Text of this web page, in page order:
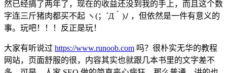
然已经搞了两年了，现在的收益还没到我的手上，而且这个数
字连三斤猪肉都买不起 ヽ(；´Д｀)ﾉ ，但依然是一件有意义的
事。玩吧！！！反正是玩！
大家有听说过 https://www.runoob.com 吗？很朴实无华的教程
网站，页面舒服的很，内容其实也就跟几本书里的文字差不